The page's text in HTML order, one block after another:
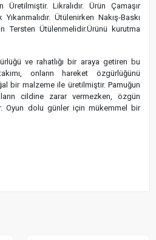
Üretilmiştir. Likralıdır. Ürün Çamaşır
Ütülenirken Nakış-Baskı
Tersten Ütülenmelidir.Ürünü kurutma
ve rahatlığı bir araya getiren bu
onların hareket özgürlüğünü
bir malzeme ile üretilmiştir. Pamuğun
cildine zarar vermezken, özgün
Oyun dolu günler için mükemmel bir